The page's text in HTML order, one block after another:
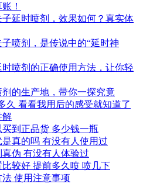
！
延时喷剂，效果如何？真实体
喷剂，是传说中的“延时神
喷剂的正确使用方法，让你轻
的生产地，带你一探究竟
久 看看我用后的感受就知道了
解
到正品货 多少钱一瓶
真的吗 有没有人使用过
伪 有没有人体验过
较好 提前多久喷 喷几下
使用注意事项